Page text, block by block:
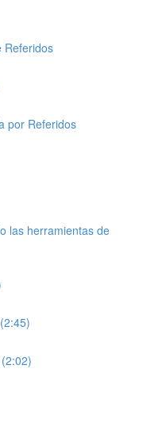
Referidos
por Referidos
las herramientas de